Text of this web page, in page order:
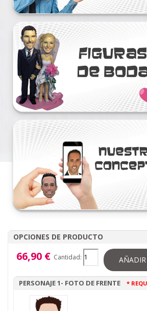
OPCIONES DE PRODUCTO
66,90 € Cantidad:
PERSONAJE 1- FOTO DE FRENTE *